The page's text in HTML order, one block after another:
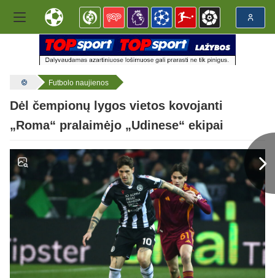
Futbolo naujienos
Dėl čempionų lygos vietos kovojanti
„Roma“ pralaimėjo „Udinese“ ekipai